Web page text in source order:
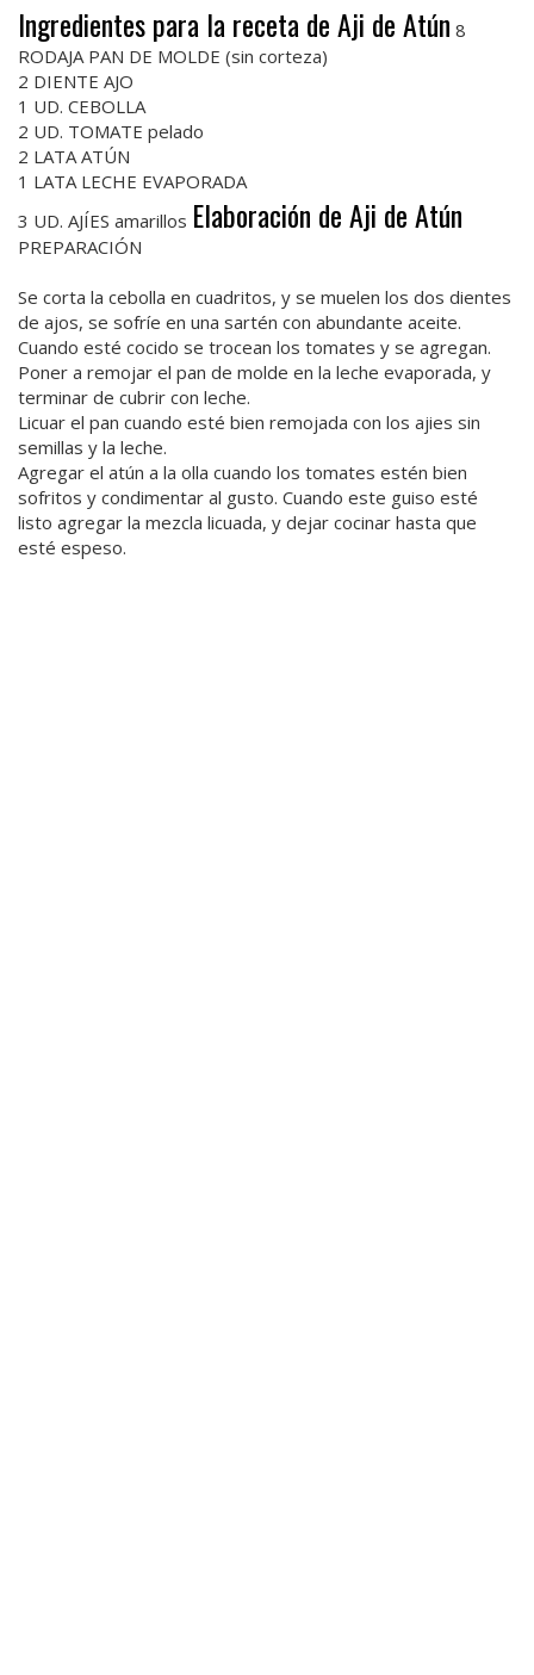
Ingredientes para la receta de Aji de Atún 8
RODAJA PAN DE MOLDE (sin corteza)
2 DIENTE AJO
1 UD. CEBOLLA
2 UD. TOMATE pelado
2 LATA ATÚN
1 LATA LECHE EVAPORADA
3 UD. AJÍES amarillos Elaboración de Aji de Atún
PREPARACIÓN
Se corta la cebolla en cuadritos, y se muelen los dos dientes
de ajos, se sofríe en una sartén con abundante aceite.
Cuando esté cocido se trocean los tomates y se agregan.
Poner a remojar el pan de molde en la leche evaporada, y
terminar de cubrir con leche.
Licuar el pan cuando esté bien remojada con los ajies sin
semillas y la leche.
Agregar el atún a la olla cuando los tomates estén bien
sofritos y condimentar al gusto. Cuando este guiso esté
listo agregar la mezcla licuada, y dejar cocinar hasta que
esté espeso.